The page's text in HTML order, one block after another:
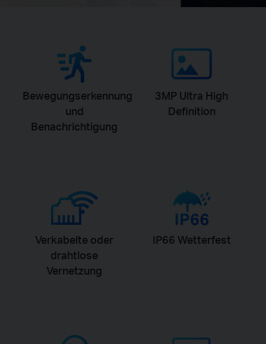
Bewegungserkennung
und
Benachrichtigung
3MP Ultra High
Definition
Verkabelte oder
drahtlose
Vernetzung
IP66 Wetterfest